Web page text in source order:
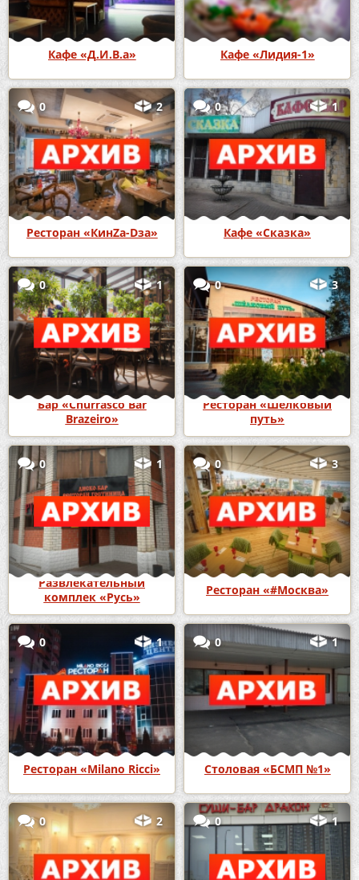
Кафе «Д.И.В.а» Кафе «Лидия-1»
0 2
Ресторан «КинZа-Dза»
0 1
Кафе «Сказка»
0 1
Бар «Churrasco Bar
Brazeiro»
0 3
Ресторан «Шелковый
путь»
0 1
Развлекательный
комплек «Русь»
0 3
Ресторан «#Москва»
0 1
Ресторан «Milano Ricci»
0 1
Столовая «БСМП №1»
0 2 0 1